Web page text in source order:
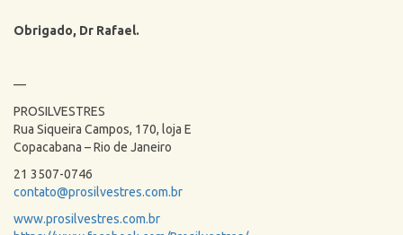
Obrigado, Dr Rafael.
—
PROSILVESTRES
Rua Siqueira Campos, 170, loja E
Copacabana – Rio de Janeiro
21 3507-0746
contato@prosilvestres.com.br
www.prosilvestres.com.br